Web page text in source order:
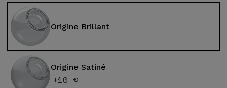
Origine Brillant
Origine Satiné
+10 €